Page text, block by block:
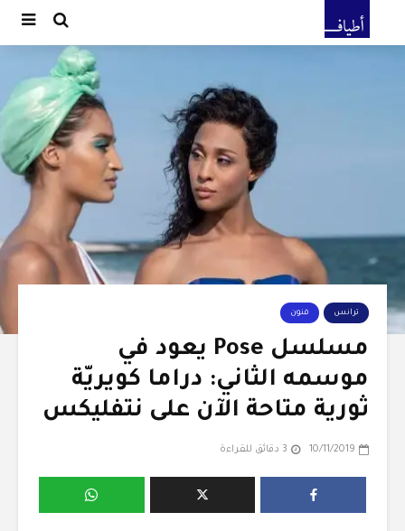
ترانس فنون
مسلسل Pose يعود في
موسمه الثاني: دراما كويريّة
ثورية متاحة الآن على نتفليكس
10/11/2019 3 دقائق للقراءة